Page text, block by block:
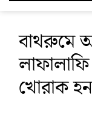
বাথরুমে
খোরাক হন